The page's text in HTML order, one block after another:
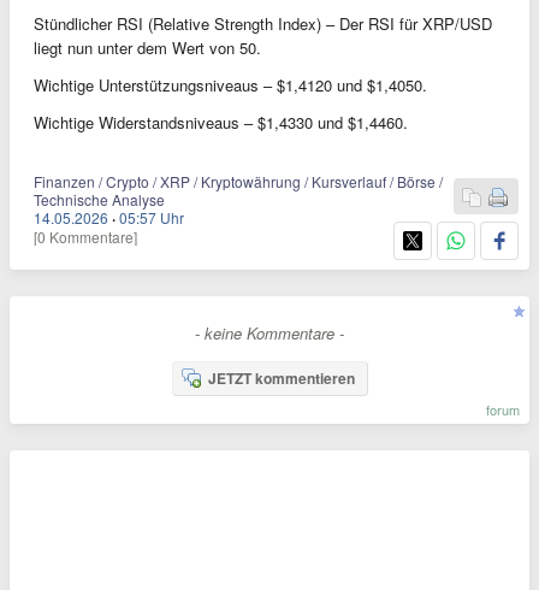
Stündlicher RSI (Relative Strength Index) – Der RSI für XRP/USD
liegt nun unter dem Wert von 50.
Wichtige Unterstützungsniveaus – $1,4120 und $1,4050.
Wichtige Widerstandsniveaus – $1,4330 und $1,4460.
Finanzen / Crypto / XRP / Kryptowährung / Kursverlauf / Börse /
Technische Analyse
14.05.2026 ·05:57 Uhr
[0 Kommentare]
- keine Kommentare -
JETZT kommentieren
forum